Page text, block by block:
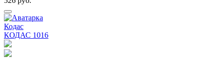
Кодас
КОДАС 1016